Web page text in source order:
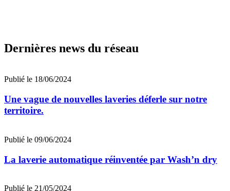
Dernières news du réseau
Publié le 18/06/2024
Une vague de nouvelles laveries déferle sur notre
territoire.
Publié le 09/06/2024
La laverie automatique réinventée par Wash’n dry
Publié le 21/05/2024